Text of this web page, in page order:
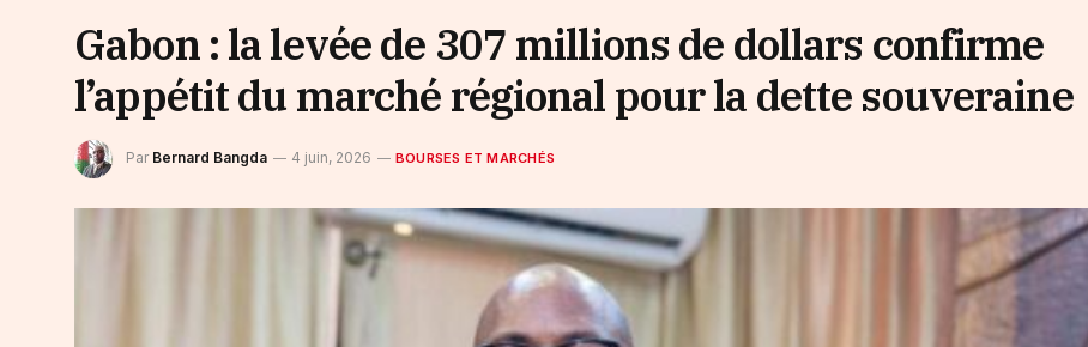
Gabon : la levée de 307 millions de dollars confirme
l’appétit du marché régional pour la dette souveraine
Par Bernard Bangda 4 juin, 2026 BOURSES ET MARCHÉS